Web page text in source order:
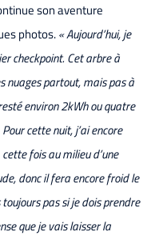
son aventure
photos.« Aujourd’hui, je
checkpoint. Cet arbre à
nuages partout, mais pas à
environ 2kWh ou quatre
cette nuit, j’ai encore
fois au milieu d’une
donc il fera encore froid le
pas si je dois prendre
que je vais laisser la